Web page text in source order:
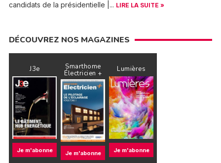
candidats de la présidentielle |... LIRE LA SUITE »
DÉCOUVREZ NOS MAGAZINES
J3e
Je m'abonne
Smarthome
Électricien +
Je m'abonne
Lumières
Je m'abonne